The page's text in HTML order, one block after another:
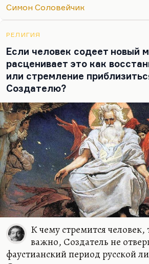
восстановить его спектакли.
практик. Режиссура — это руки.
тоже.
Володя Вагнер, Царствие ему
которого я хорошо знал в
вообще величайших педагогов,
но реализовать
Симон Соловейчик
РЕЛИГИЯ
Если человек содеет новый
расценивает это как
или стремление
Создателю?
К чему стремится
важно, Создатель не
фаустианский период русской